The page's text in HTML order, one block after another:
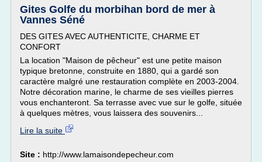
Gites Golfe du morbihan bord de mer à
Vannes Séné
DES GITES AVEC AUTHENTICITE, CHARME ET
CONFORT
La location "Maison de pêcheur" est une petite maison
typique bretonne, construite en 1880, qui a gardé son
caractère malgré une restauration complète en 2003-2004.
Notre décoration marine, le charme de ses vieilles pierres
vous enchanteront. Sa terrasse avec vue sur le golfe, située
à quelques mètres, vous laissera des souvenirs...
Lire la suite
Site : http://www.lamaisondepecheur.com